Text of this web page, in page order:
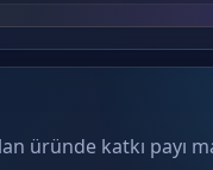
üründe katkı payı